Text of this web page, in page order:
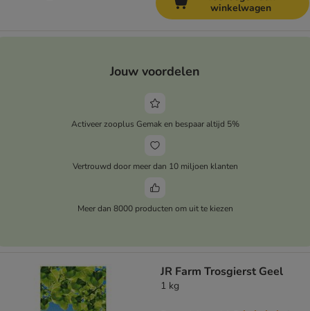
winkelwagen
Jouw voordelen
Activeer zooplus Gemak en bespaar altijd 5%
Vertrouwd door meer dan 10 miljoen klanten
Meer dan 8000 producten om uit te kiezen
JR Farm Trosgierst Geel
1 kg